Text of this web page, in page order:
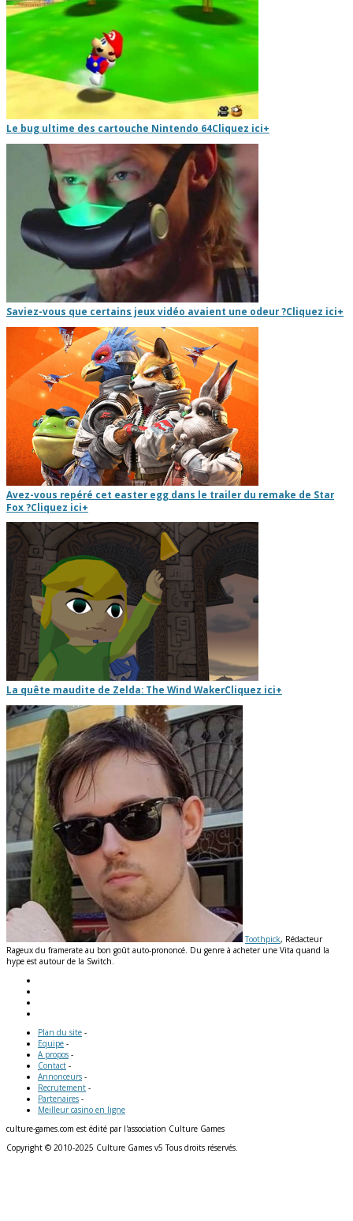
Le bug ultime des cartouche Nintendo 64Cliquez ici+
Saviez-vous que certains jeux vidéo avaient une odeur ?Cliquez ici+
Avez-vous repéré cet easter egg dans le trailer du remake de Star
Fox ?Cliquez ici+
La quête maudite de Zelda: The Wind WakerCliquez ici+
Toothpick, Rédacteur
Rageux du framerate au bon goût auto-prononcé. Du genre à acheter une Vita quand la
hype est autour de la Switch.
Plan du site -
Equipe -
A propos -
Contact -
Annonceurs -
Recrutement -
Partenaires -
Meilleur casino en ligne
culture-games.com est édité par l'association Culture Games
Copyright © 2010-2025 Culture Games v5 Tous droits réservés.